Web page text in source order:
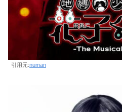
引用元:numan